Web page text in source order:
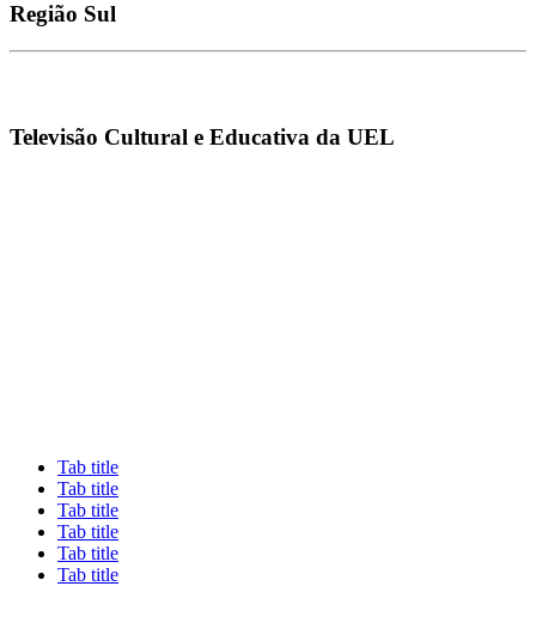
Região Sul
Televisão Cultural e Educativa da UEL
Tab title
Tab title
Tab title
Tab title
Tab title
Tab title